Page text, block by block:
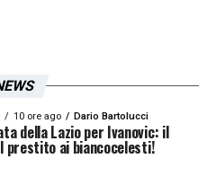
10 ore ago Dario Bartolucci
della Lazio per Ivanovic: il
prestito ai biancocelesti!